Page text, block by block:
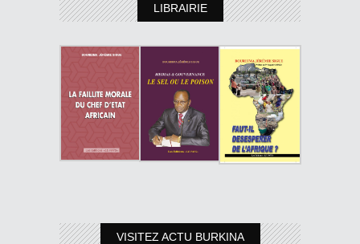
LIBRAIRIE
VISITEZ ACTU BURKINA